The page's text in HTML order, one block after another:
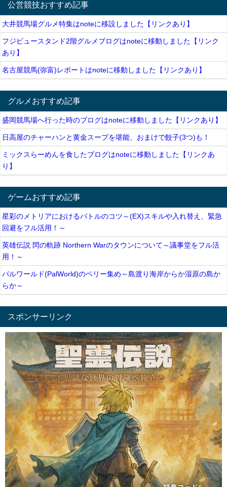
公営競技おすすめ記事
大井競馬場グルメ特集はnoteに移設しました【リンクあり】
フジビュースタンド2階グルメブログはnoteに移動しました【リンク
あり】
名古屋競馬(弥富)レポートはnoteに移動しました【リンクあり】
グルメおすすめ記事
盛岡競馬場へ行った時のブログはnoteに移動しました【リンクあり】
日高屋のチャーハンと黄金スープを堪能、おまけで餃子(3つ)も！
ミックスらーめんを食したブログはnoteに移動しました【リンクあ
り】
ゲームおすすめ記事
星彩のメトリアにおけるバトルのコツ～(EX)スキルや入れ替え、緊急
回避をフル活用！～
英雄伝説 閃の軌跡 Northern Warのタウンについて～議事堂をフル活
用！～
パルワールド(PalWorld)のベリー集め～島渡り海岸からか湿原の島か
らか～
スポンサーリンク